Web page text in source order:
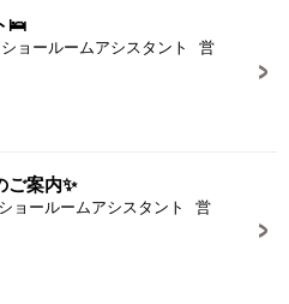
🛌
ショールームアシスタント 営
ご案内✨
ショールームアシスタント 営